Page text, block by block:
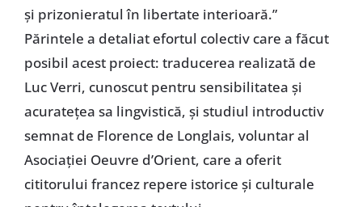
și prizonieratul în libertate interioară.”
Părintele a detaliat efortul colectiv care a făcut
posibil acest proiect: traducerea realizată de
Luc Verri, cunoscut pentru sensibilitatea și
acuratețea sa lingvistică, și studiul introductiv
semnat de Florence de Longlais, voluntar al
Asociației Oeuvre d’Orient, care a oferit
cititorului francez repere istorice și culturale